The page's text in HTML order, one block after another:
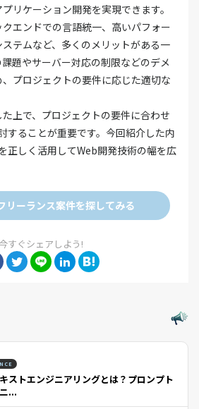
リケーション開発を実現できます。
エンドでの言語統一、高いパフォー
テムなど、多くのメリットがある一
題やサーバー対応の制限などのデメ
プロジェクトの要件に応じた適切な
上で、プロジェクトの要件に合わせ
することが重要です。今回紹介した内
正しく活用してWeb開発技術の幅を広
リーランス案件を探してみる
すぐシェアしよう!
ストエンジニアリングとは？プロンプト
...